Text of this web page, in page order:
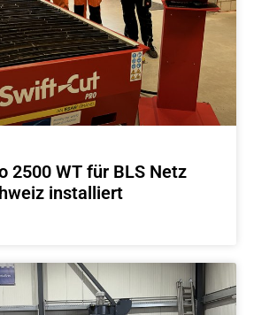
2500 WT für BLS Netz
installiert